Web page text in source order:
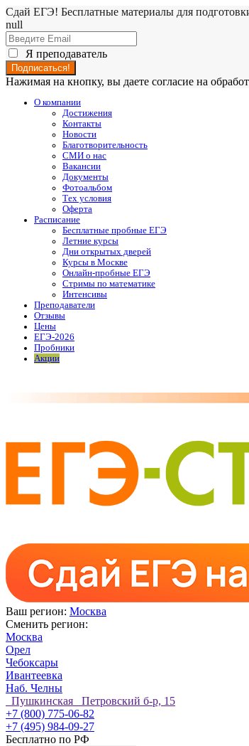
Сдай ЕГЭ! Бесплатные материалы для
null
Я преподаватель
Нажимая на кнопку, вы даете согласие на
О компании
Достижения
Контакты
Новости
Благотворительность
СМИ о нас
Вакансии
Документы
Фотоальбом
Тех условия
Оферта
Расписание
Бесплатные пробные ЕГЭ
Летние курсы
Дни открытых дверей
Курсы в Москве
Онлайн-пробные ЕГЭ
Стримы по математике
Интенсивы
Преподаватели
Отзывы
Цены
ЕГЭ-2026
Пробники
Акции
Ваш регион: Москва
Сменить регион:
Москва
Орел
Чебоксары
Ивантеевка
Наб. Челны
Пушкинская Петровский б-р, 15
+7 (800) 775-06-82
+7 (495) 984-09-27
Бесплатно по РФ